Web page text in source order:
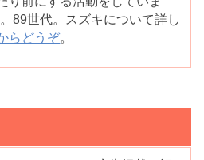
89世代。スズキについて詳し
らどうぞ。